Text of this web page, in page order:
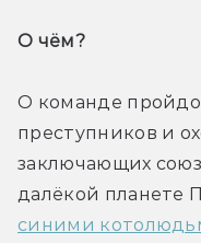
О чём?
О команде
преступников и
заключающих
далёкой планете
синими